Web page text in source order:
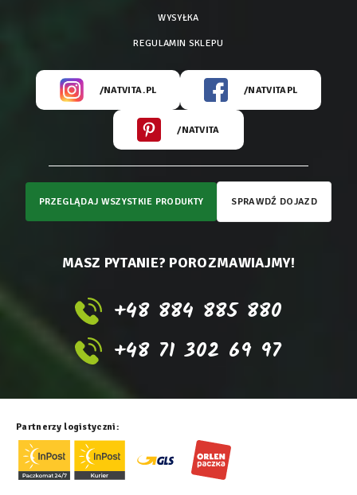
WYSYŁKA
REGULAMIN SKLEPU
/NATVITA.PL /NATVITAPL
/NATVITA
PRZEGLĄDAJ WSZYSTKIE PRODUKTY SPRAWDŹ DOJAZD
MASZ PYTANIE? POROZMAWIAJMY!
+48 884 885 880
+48 71 302 69 97
Partnerzy logistyczni: